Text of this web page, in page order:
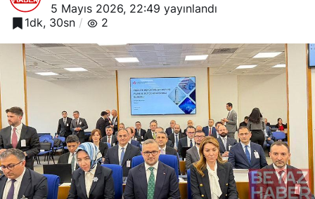
5 Mayıs 2026, 22:49 yayınlandı
1dk, 30sn
2